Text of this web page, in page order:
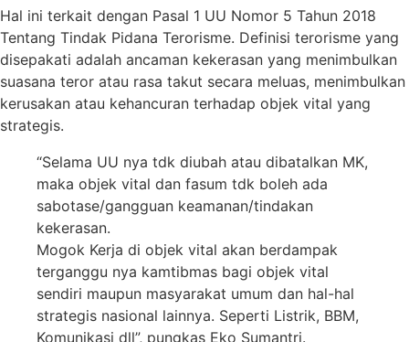
Hal ini terkait dengan Pasal 1 UU Nomor 5 Tahun 2018
Tentang Tindak Pidana Terorisme. Definisi terorisme yang
disepakati adalah ancaman kekerasan yang menimbulkan
suasana teror atau rasa takut secara meluas, menimbulkan
kerusakan atau kehancuran terhadap objek vital yang
strategis.
“Selama UU nya tdk diubah atau dibatalkan MK,
maka objek vital dan fasum tdk boleh ada
sabotase/gangguan keamanan/tindakan
kekerasan.
Mogok Kerja di objek vital akan berdampak
terganggu nya kamtibmas bagi objek vital
sendiri maupun masyarakat umum dan hal-hal
strategis nasional lainnya. Seperti Listrik, BBM,
Komunikasi dll”, pungkas Eko Sumantri.